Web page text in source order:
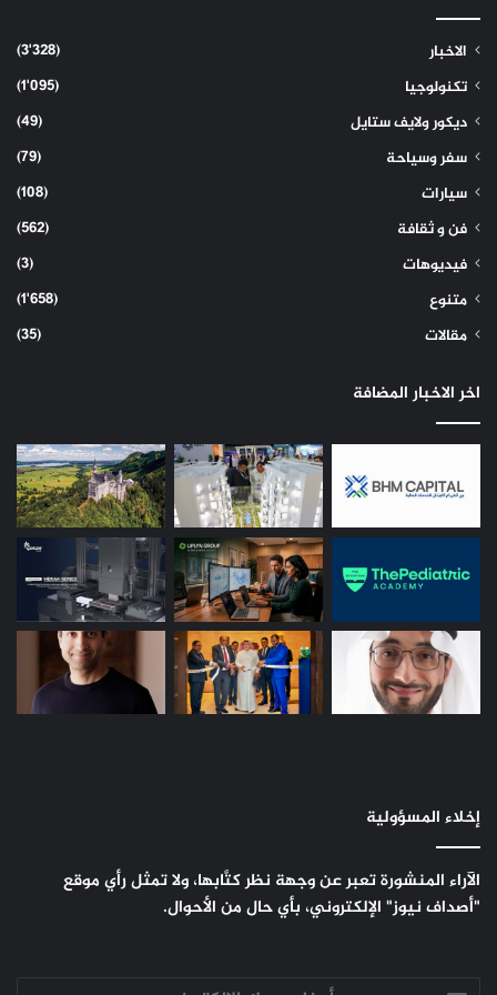
الاخبار
(3٬328)
تكنولوجيا
(1٬095)
ديكور ولايف ستايل
(49)
سفر وسياحة
(79)
سيارات
(108)
فن و ثقافة
(562)
فيديوهات
(3)
متنوع
(1٬658)
مقالات
(35)
اخر الاخبار المضافة
إخلاء المسؤولية
الآراء المنشورة تعبر عن وجهة نظر كتَّابها، ولا تمثل رأي موقع
"أصداف نيوز" الإلكتروني، بأي حال من الأحوال.
أدخل